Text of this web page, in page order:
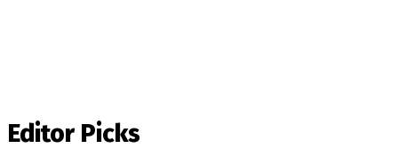
Editor Picks